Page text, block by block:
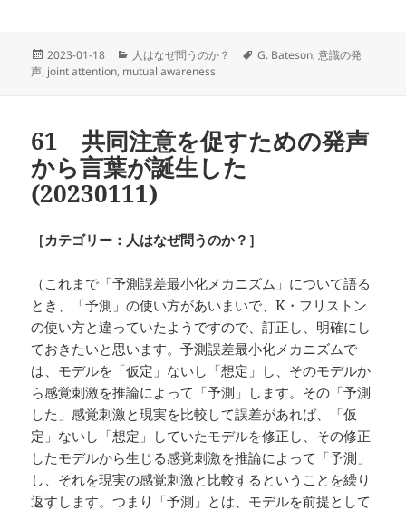
投
稿
2023-01-18
カ
テ
人はなぜ問うのか？
タ
G. Bateson,意識の発
声, joint attention, mutual awareness
61共同注意を促すための発声
から言葉が誕生した
(20230111)
［カテゴリー：人はなぜ問うのか？］
（これまで「予測誤差最小化メカニズム」について語る
とき、「予測」の使い方があいまいで、K・フリストン
の使い方と違っていたようですので、訂正し、明確にし
ておきたいと思います。予測誤差最小化メカニズムで
は、モデルを「仮定」ないし「想定」し、そのモデルか
ら感覚刺激を推論によって「予測」します。その「予測
した」感覚刺激と現実を比較して誤差があれば、「仮
定」ないし「想定」していたモデルを修正し、その修正
したモデルから生じる感覚刺激を推論によって「予測」
し、それを現実の感覚刺激と比較するということを繰り
返すします。つまり「予測」とは、モデルを前提として